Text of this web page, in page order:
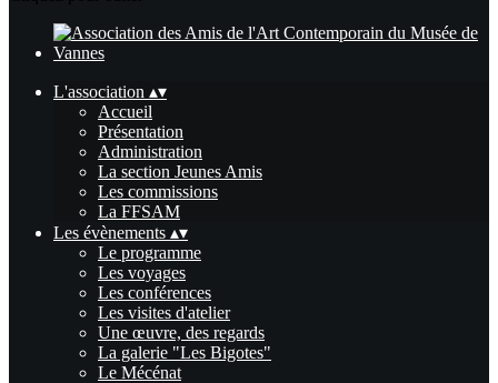
L'association ▴▾
Accueil
Présentation
Administration
La section Jeunes Amis
Les commissions
La FFSAM
Les évènements ▴▾
Le programme
Les voyages
Les conférences
Les visites d'atelier
Une œuvre, des regards
La galerie "Les Bigotes"
Le Mécénat